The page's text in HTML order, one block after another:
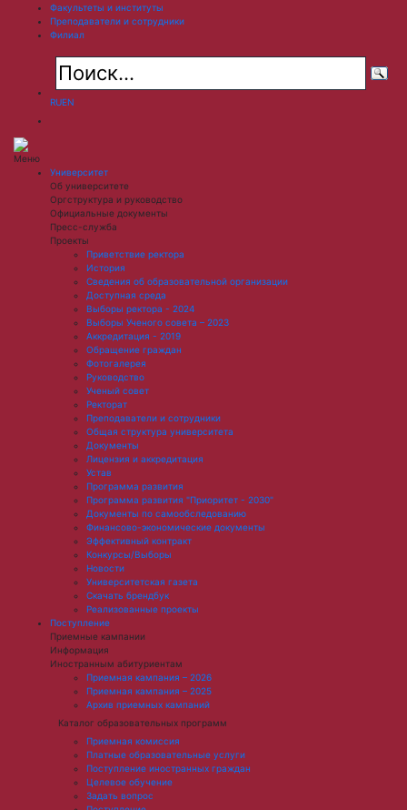
Факультеты и институты
Преподаватели и сотрудники
Филиал
RUEN
Меню
Университет
Об университете
Оргструктура и руководство
Официальные документы
Пресс-служба
Проекты
Приветствие ректора
История
Сведения об образовательной организации
Доступная среда
Выборы ректора - 2024
Выборы Ученого совета – 2023
Аккредитация - 2019
Обращение граждан
Фотогалерея
Руководство
Ученый совет
Ректорат
Преподаватели и сотрудники
Общая структура университета
Документы
Лицензия и аккредитация
Устав
Программа развития
Программа развития "Приоритет - 2030"
Документы по самообследованию
Финансово-экономические документы
Эффективный контракт
Конкурсы/Выборы
Новости
Университетская газета
Скачать брендбук
Реализованные проекты
Поступление
Приемные кампании
Информация
Иностранным абитуриентам
Приемная кампания – 2026
Приемная кампания – 2025
Архив приемных кампаний
Каталог образовательных программ
Приемная комиссия
Платные образовательные услуги
Поступление иностранных граждан
Целевое обучение
Задать вопрос